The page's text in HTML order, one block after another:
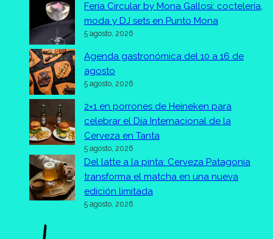
Feria Circular by Mona Gallosi: coctelería,
moda y DJ sets en Punto Mona
5 agosto, 2026
Agenda gastronómica del 10 a 16 de
agosto
5 agosto, 2026
2×1 en porrones de Heineken para
celebrar el Día Internacional de la
Cerveza en Tanta
5 agosto, 2026
Del latte a la pinta: Cerveza Patagonia
transforma el matcha en una nueva
edición limitada
5 agosto, 2026